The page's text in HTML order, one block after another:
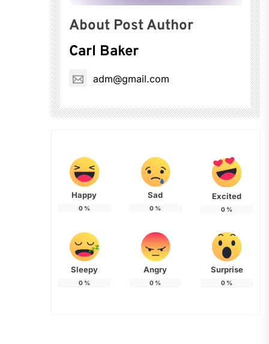
About Post Author
Carl Baker
adm@gmail.com
Happy
0%
Sad
0 %
Excited
0 %
Sleepy
0%
Angry
0 %
Surprise
0 %